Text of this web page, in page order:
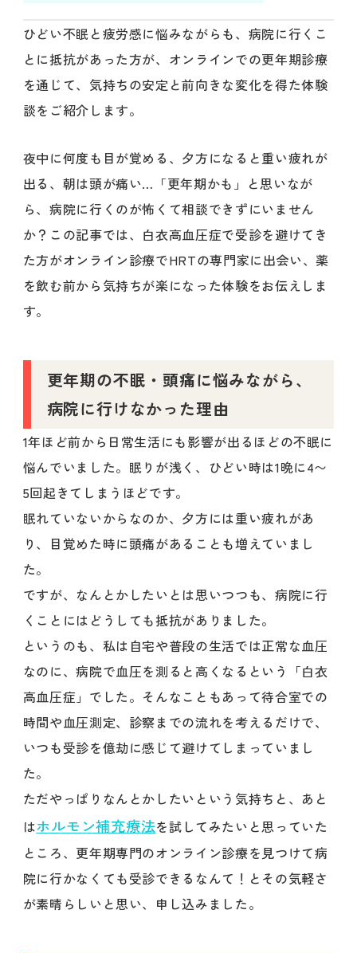
ひどい不眠と疲労感に悩みながらも、病院に行くこ
とに抵抗があった方が、オンラインでの更年期診療
を通じて、気持ちの安定と前向きな変化を得た体験
談をご紹介します。
夜中に何度も目が覚める、夕方になると重い疲れが
出る、朝は頭が痛い…「更年期かも」と思いなが
ら、病院に行くのが怖くて相談できずにいません
か？この記事では、白衣高血圧症で受診を避けてき
た方がオンライン診療でHRTの専門家に出会い、薬
を飲む前から気持ちが楽になった体験をお伝えしま
す。
更年期の不眠・頭痛に悩みながら、
病院に行けなかった理由
1年ほど前から日常生活にも影響が出るほどの不眠に
悩んでいました。眠りが浅く、ひどい時は1晩に4〜
5回起きてしまうほどです。
眠れていないからなのか、夕方には重い疲れがあ
り、目覚めた時に頭痛があることも増えていまし
た。
ですが、なんとかしたいとは思いつつも、病院に行
くことにはどうしても抵抗がありました。
というのも、私は自宅や普段の生活では正常な血圧
なのに、病院で血圧を測ると高くなるという「白衣
高血圧症」でした。そんなこともあって待合室での
時間や血圧測定、診察までの流れを考えるだけで、
いつも受診を億劫に感じて避けてしまっていまし
た。
ただやっぱりなんとかしたいという気持ちと、あと
はホルモン補充療法を試してみたいと思っていた
ところ、更年期専門のオンライン診療を見つけて病
院に行かなくても受診できるなんて！とその気軽さ
が素晴らしいと思い、申し込みました。